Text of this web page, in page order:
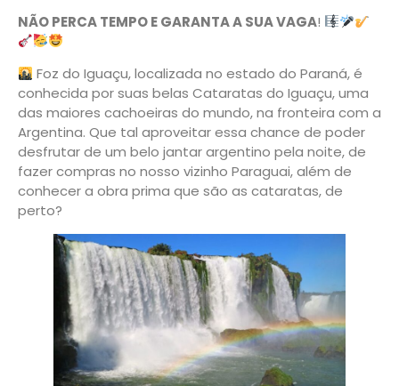
NÃO PERCA TEMPO E GARANTA A SUA VAGA!
Foz do Iguaçu, localizada no estado do Paraná, é
conhecida por suas belas Cataratas do Iguaçu, uma
das maiores cachoeiras do mundo, na fronteira com a
Argentina. Que tal aproveitar essa chance de poder
desfrutar de um belo jantar argentino pela noite, de
fazer compras no nosso vizinho Paraguai, além de
conhecer a obra prima que são as cataratas, de
perto?